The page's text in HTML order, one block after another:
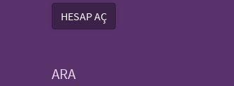
HESAP AÇ
ARA